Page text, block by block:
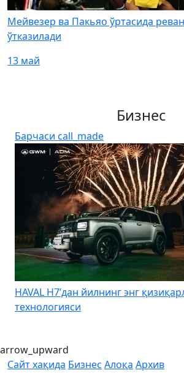
Мейвезер ва Пакьяо ўртасида
ўтказилади
13 май
Бизнес
Барчаси call_made
HAVAL H7’дан йилнинг энг
технологияси
arrow_upward
Сайт хақида Бизнес Алоқа Архив